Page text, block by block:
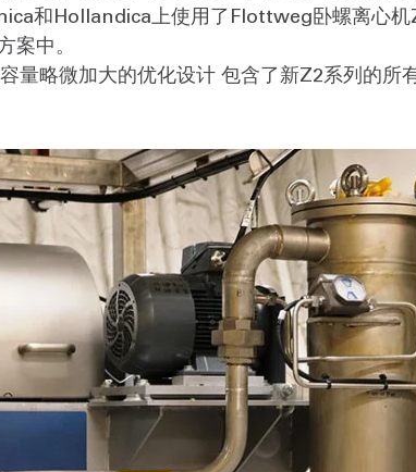
和Hollandica上使用了Flottweg卧螺离心机
案中。
略微加大的优化设计 包含了新Z2系列的所